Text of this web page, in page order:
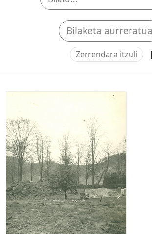
Bilaketa aurreratua
Zerrendara itzuli |